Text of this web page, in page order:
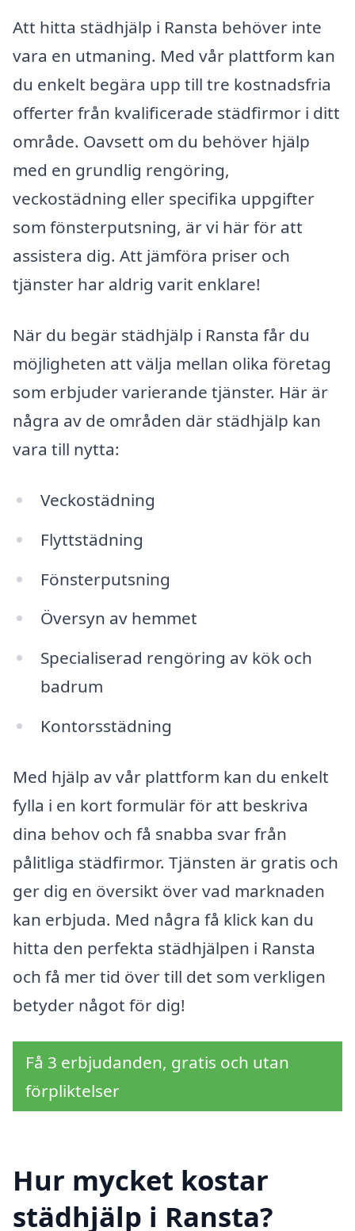
Att hitta städhjälp i Ransta behöver inte
vara en utmaning. Med vår plattform kan
du enkelt begära upp till tre kostnadsfria
offerter från kvalificerade städfirmor i ditt
område. Oavsett om du behöver hjälp
med en grundlig rengöring,
veckostädning eller specifika uppgifter
som fönsterputsning, är vi här för att
assistera dig. Att jämföra priser och
tjänster har aldrig varit enklare!
När du begär städhjälp i Ransta får du
möjligheten att välja mellan olika företag
som erbjuder varierande tjänster. Här är
några av de områden där städhjälp kan
vara till nytta:
Veckostädning
Flyttstädning
Fönsterputsning
Översyn av hemmet
Specialiserad rengöring av kök och
badrum
Kontorsstädning
Med hjälp av vår plattform kan du enkelt
fylla i en kort formulär för att beskriva
dina behov och få snabba svar från
pålitliga städfirmor. Tjänsten är gratis och
ger dig en översikt över vad marknaden
kan erbjuda. Med några få klick kan du
hitta den perfekta städhjälpen i Ransta
och få mer tid över till det som verkligen
betyder något för dig!
Få 3 erbjudanden, gratis och utan
förpliktelser
Hur mycket kostar
städhjälp i Ransta?